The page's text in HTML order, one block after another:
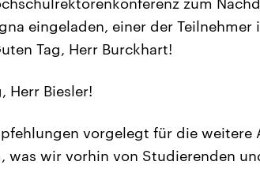
eingeladen, einer der Teilnehmer
Tag, Herr Burckhart!
Herr Biesler!
vorgelegt für die weitere
was wir vorhin von Studierenden